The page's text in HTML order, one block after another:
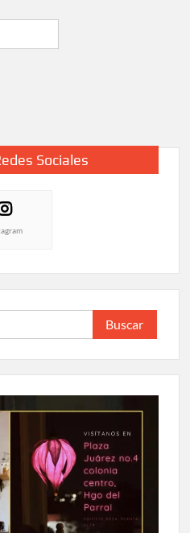
Sociales